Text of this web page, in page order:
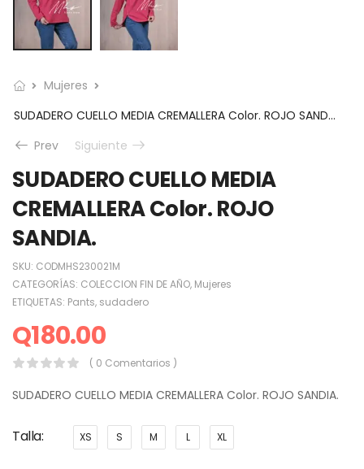
Mujeres
SUDADERO CUELLO MEDIA CREMALLERA Color. ROJO SANDIA.
Prev
Siguiente
SUDADERO CUELLO MEDIA
CREMALLERA Color. ROJO
SANDIA.
SKU: CODMHS230021M
CATEGORÍAS: COLECCION FIN DE AÑO, Mujeres
ETIQUETAS: Pants, sudadero
Q180.00
( 0 Comentarios )
SUDADERO CUELLO MEDIA CREMALLERA Color. ROJO SANDIA.
Talla XS S M L XL